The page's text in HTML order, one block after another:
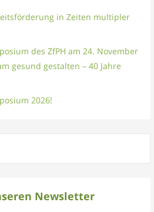
in Zeiten multipler
des ZfPH am 24. November
gesund gestalten – 40 Jahre
2026!
Newsletter